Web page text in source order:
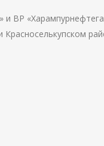
и BP